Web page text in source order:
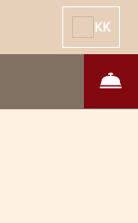
KK